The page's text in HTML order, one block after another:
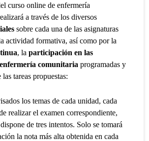
curso online de enfermería
a través de los diversos
sobre cada una de las asignaturas
actividad formativa, así como por la
, laparticipación en las
comunitaria programadas y
tareas propuestas:
los temas de cada unidad, cada
realizar el examen correspondiente,
de tres intentos. Solo se tomará
la nota más alta obtenida en cada